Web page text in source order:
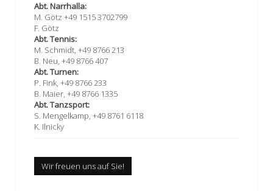
Abt. Narrhalla:
M. Götz +49 1515 3702799
F. Götz
Abt. Tennis:
M. Schmidt, +49 8766 213
B. Neu, +49 8766 407
Abt. Turnen:
P. Fink, +49 8766 233
B. Maier, +49 8766 1335
Abt. Tanzsport:
S. Mengelkamp, +49 8761 6118
K. Ilnicky
Wir freuen uns auf Sie!